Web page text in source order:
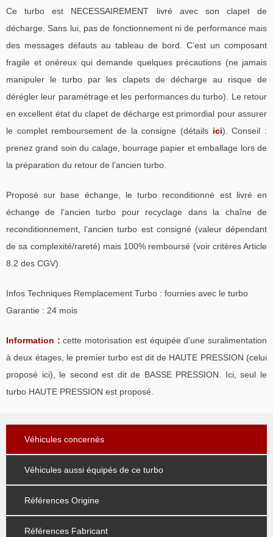
Ce turbo est NECESSAIREMENT livré avec son clapet de
décharge. Sans lui, pas de fonctionnement ni de performance mais
des messages défauts au tableau de bord. C’est un composant
fragile et onéreux qui demande quelques précautions (ne jamais
manipuler le turbo par les clapets de décharge au risque de
dérégler leur paramétrage et les performances du turbo). Le retour
en excellent état du clapet de décharge est primordial pour assurer
le complet remboursement de la consigne (détails ici). Conseil :
prenez grand soin du calage, bourrage papier et emballage lors de
la préparation du retour de l’ancien turbo.
Proposé sur base échange, le turbo reconditionné est livré en
échange de l’ancien turbo pour recyclage dans la chaîne de
reconditionnement, l’ancien turbo est consigné (valeur dépendant
de sa complexité/rareté) mais 100% remboursé (voir critères Article
8.2 des CGV).
Infos Techniques Remplacement Turbo : fournies avec le turbo
Garantie : 24 mois
Information : cette motorisation est équipée d’une suralimentation
à deux étages, le premier turbo est dit de HAUTE PRESSION (celui
proposé ici), le second est dit de BASSE PRESSION. Ici, seul le
turbo HAUTE PRESSION est proposé.
Véhicules concernés
Véhicules aussi équipés de ce turbo
Références Origine
Références Fabricant